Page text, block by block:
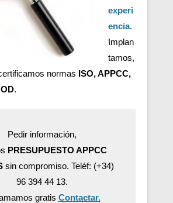
experi
encia.
Implan
tamos,
normas ISO, APPCC,
.
Pedir información,
PRESUPUESTO APPCC
sin compromiso. Teléf: (+34)
96 394 44 13.
gratis Contactar.